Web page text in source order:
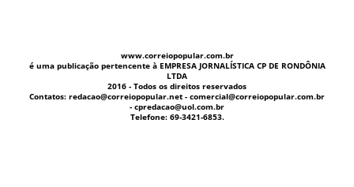
www.correiopopular.com.br
é uma publicação pertencente à EMPRESA JORNALÍSTICA CP DE RONDÔNIA
LTDA
2016 - Todos os direitos reservados
Contatos: redacao@correiopopular.net - comercial@correiopopular.com.br
- cpredacao@uol.com.br
Telefone: 69-3421-6853.